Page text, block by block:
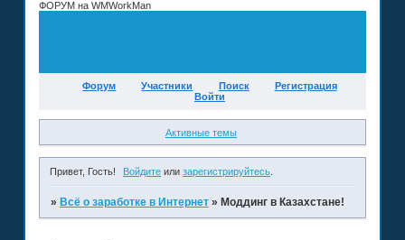
ФОРУМ на WMWorkMan
Форум Участники Поиск
Регистрация
Войти
Активные темы
Привет, Гость! Войдите илизарегистрируйтесь
» Всё о заработке в Интернет » Моддинг в Казахстане!